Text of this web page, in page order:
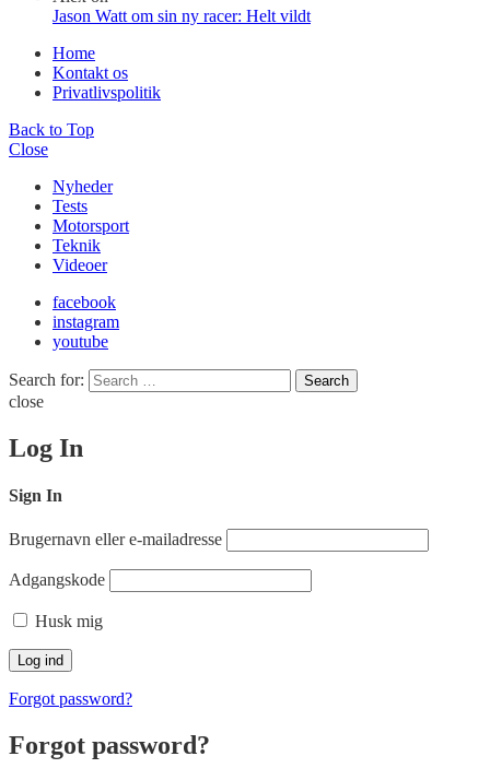
Jason Watt om sin ny racer: Helt vildt
Home
Kontakt os
Privatlivspolitik
Back to Top
Close
Nyheder
Tests
Motorsport
Teknik
Videoer
facebook
instagram
youtube
Search for: Search
close
Log In
Sign In
Brugernavn eller e-mailadresse
Adgangskode
Husk mig
Forgot password?
Forgot password?